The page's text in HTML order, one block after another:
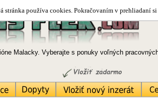
stránka používa cookies. Pokračovaním v prehliadaní
Malacky. Vyberajte s ponuky voľných